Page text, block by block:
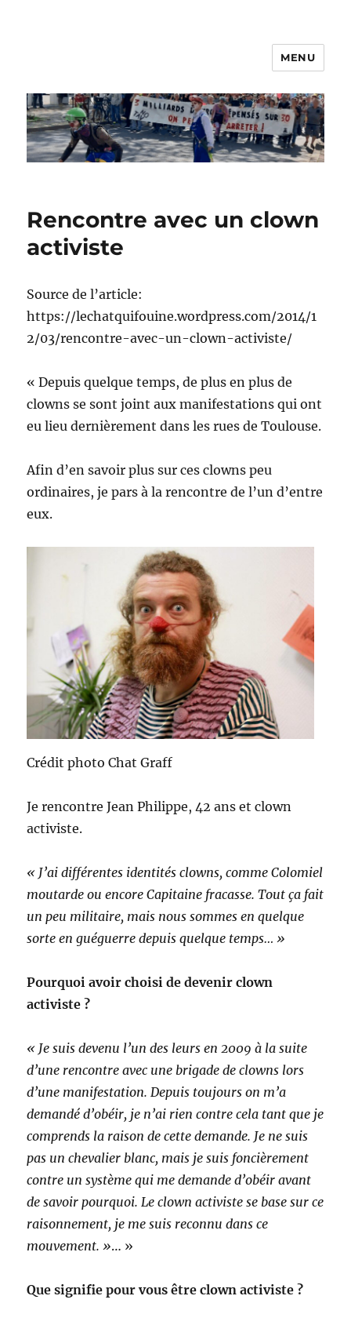
MENU
Rencontre avec un clown
activiste
Source de l’article:
https://lechatquifouine.wordpress.com/2014/1
2/03/rencontre-avec-un-clown-activiste/
« Depuis quelque temps, de plus en plus de
clowns se sont joint aux manifestations qui ont
eu lieu dernièrement dans les rues de Toulouse.
Afin d’en savoir plus sur ces clowns peu
ordinaires, je pars à la rencontre de l’un d’entre
eux.
Crédit photo Chat Graff
Je rencontre Jean Philippe, 42 ans et clown
activiste.
« J’ai différentes identités clowns, comme Colomiel
moutarde ou encore Capitaine fracasse. Tout ça fait
un peu militaire, mais nous sommes en quelque
sorte en guéguerre depuis quelque temps… »
Pourquoi avoir choisi de devenir clown
activiste ?
« Je suis devenu l’un des leurs en 2009 à la suite
d’une rencontre avec une brigade de clowns lors
d’une manifestation. Depuis toujours on m’a
demandé d’obéir, je n’ai rien contre cela tant que je
comprends la raison de cette demande. Je ne suis
pas un chevalier blanc, mais je suis foncièrement
contre un système qui me demande d’obéir avant
de savoir pourquoi. Le clown activiste se base sur ce
raisonnement, je me suis reconnu dans ce
mouvement. »… »
Que signifie pour vous être clown activiste ?